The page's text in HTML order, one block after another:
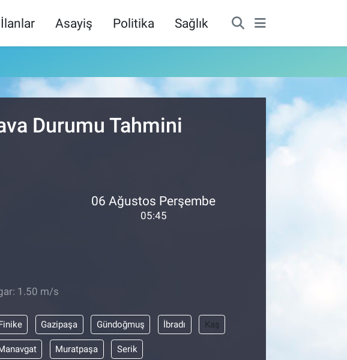
Asayiş Politika Sağlık
Durumu Tahmini
06 Ağustos Perşembe
05:45
1.50 m/s
Gazipaşa Gündoğmuş İbradı Kaş
Muratpaşa Serik